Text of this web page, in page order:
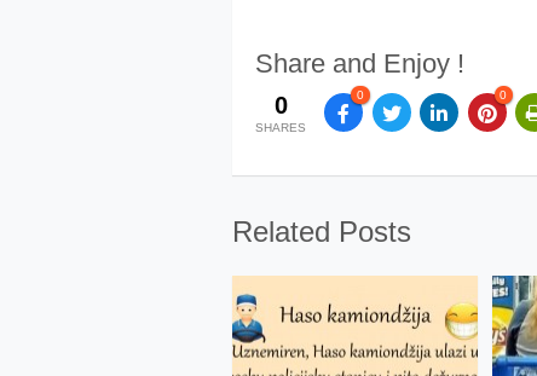
Share and Enjoy !
0
SHARES
0 0
Related Posts